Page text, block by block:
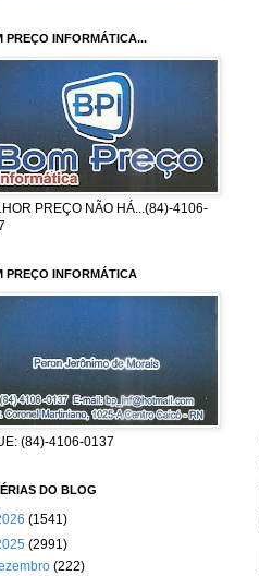
PREÇO INFORMÁTICA...
PREÇO NÃO HÁ...(84)-4106-
PREÇO INFORMÁTICA
(84)-4106-0137
DO BLOG
(1541)
(2991)
(222)